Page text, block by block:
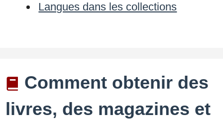
Langues dans les collections
Comment obtenir des
livres, des magazines et